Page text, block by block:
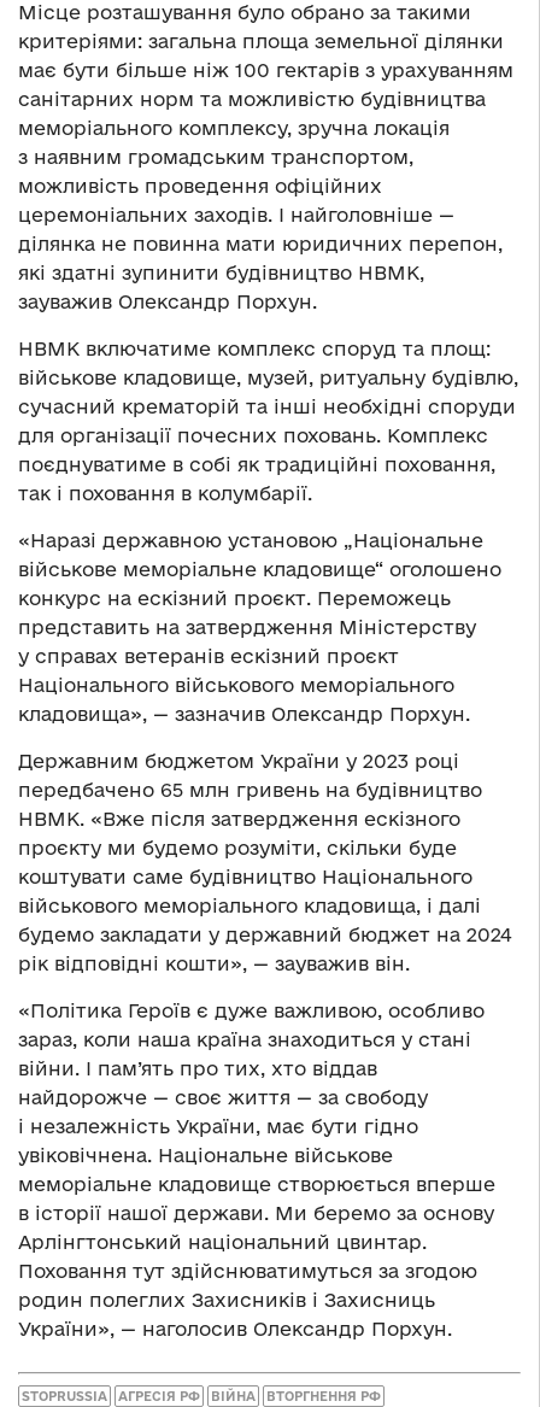
Місце розташування було обрано за такими
критеріями: загальна площа земельної ділянки
має бути більше ніж 100 гектарів з урахуванням
санітарних норм та можливістю будівництва
меморіального комплексу, зручна локація
з наявним громадським транспортом,
можливість проведення офіційних
церемоніальних заходів. І найголовніше —
ділянка не повинна мати юридичних перепон,
які здатні зупинити будівництво НВМК,
зауважив Олександр Порхун.
НВМК включатиме комплекс споруд та площ:
військове кладовище, музей, ритуальну будівлю,
сучасний крематорій та інші необхідні споруди
для організації почесних поховань. Комплекс
поєднуватиме в собі як традиційні поховання,
так і поховання в колумбарії.
«Наразі державною установою „Національне
військове меморіальне кладовище“ оголошено
конкурс на ескізний проєкт. Переможець
представить на затвердження Міністерству
у справах ветеранів ескізний проєкт
Національного військового меморіального
кладовища», — зазначив Олександр Порхун.
Державним бюджетом України у 2023 році
передбачено 65 млн гривень на будівництво
НВМК. «Вже після затвердження ескізного
проєкту ми будемо розуміти, скільки буде
коштувати саме будівництво Національного
військового меморіального кладовища, і далі
будемо закладати у державний бюджет на 2024
рік відповідні кошти», — зауважив він.
«Політика Героїв є дуже важливою, особливо
зараз, коли наша країна знаходиться у стані
війни. І пам’ять про тих, хто віддав
найдорожче — своє життя — за свободу
і незалежність України, має бути гідно
увіковічнена. Національне військове
меморіальне кладовище створюється вперше
в історії нашої держави. Ми беремо за основу
Арлінгтонський національний цвинтар.
Поховання тут здійснюватимуться за згодою
родин полеглих Захисників і Захисниць
України», — наголосив Олександр Порхун.
STOPRUSSIA АГРЕСІЯ РФ ВІЙНА ВТОРГНЕННЯ РФ